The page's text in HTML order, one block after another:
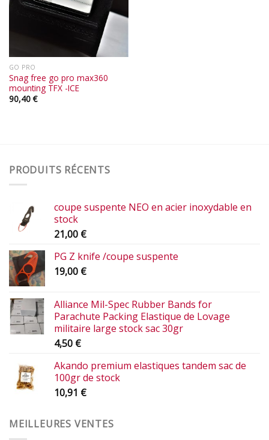
GO PRO
Snag free go pro max360
mounting TFX -ICE
90,40€
PRODUITS RÉCENTS
coupe suspente NEO en acier inoxydable en
stock
21,00 €
PG Z knife /coupe suspente
19,00 €
Alliance Mil-Spec Rubber Bands for
Parachute Packing Elastique de Lovage
militaire large stock sac 30gr
4,50 €
Akando premium elastiques tandem sac de
100gr de stock
10,91 €
MEILLEURES VENTES